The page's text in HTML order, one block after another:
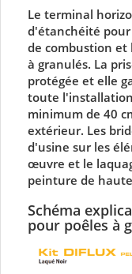
Le terminal
d'étanchéité pour
de combustion et
à granulés. La
protégée et elle
toute
minimum de 40
extérieur. Les
d'usine sur les
œuvre et le
peinture de
Schéma
pour poêles à